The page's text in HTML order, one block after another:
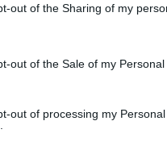
out of the Sharing of my
out of the Sale of my Personal
out of processing my